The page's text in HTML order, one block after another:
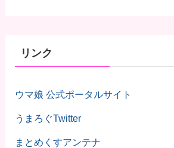
リンク
ウマ娘 公式ポータルサイト
うまろぐTwitter
まとめくすアンテナ